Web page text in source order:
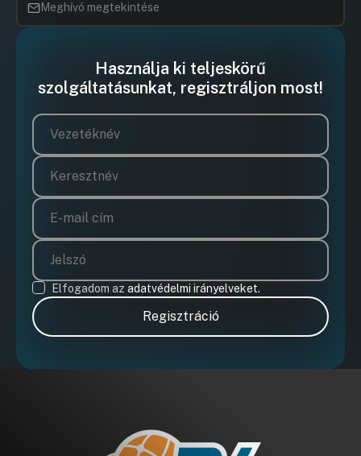
Meghívó megtekintése
Használja ki teljeskörű
szolgáltatásunkat, regisztráljon most!
Elfogadom az adatvédelmi irányelveket.
Regisztráció